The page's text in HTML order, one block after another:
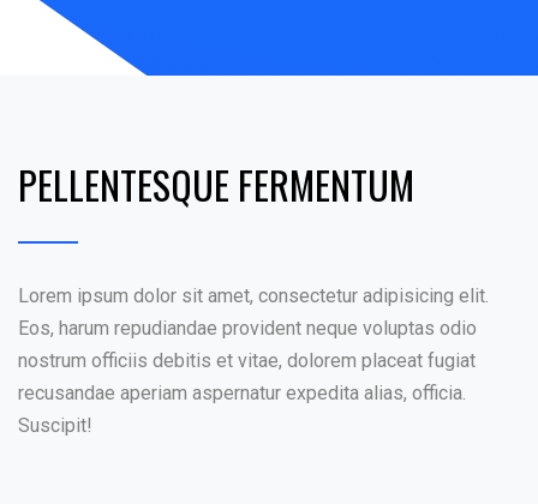
PELLENTESQUE FERMENTUM
Lorem ipsum dolor sit amet, consectetur adipisicing elit.
Eos, harum repudiandae provident neque voluptas odio
nostrum officiis debitis et vitae, dolorem placeat fugiat
recusandae aperiam aspernatur expedita alias, officia.
Suscipit!